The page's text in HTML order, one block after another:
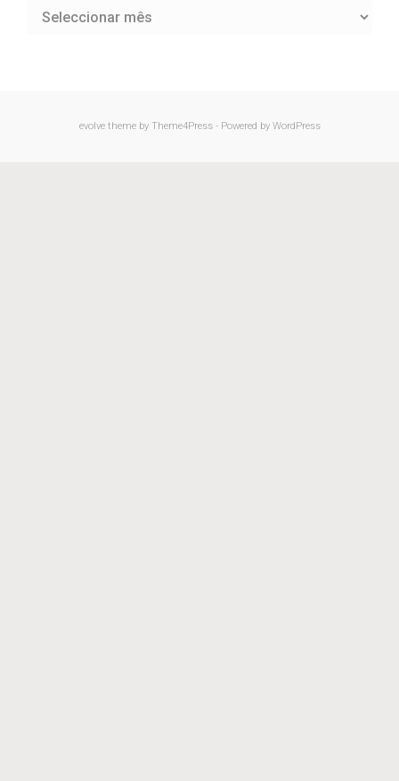
Arquivo
evolvetheme by Theme4Press - Powered by WordPress